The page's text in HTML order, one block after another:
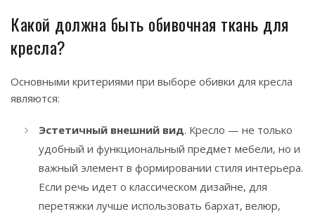
Какой должна быть обивочная ткань для
кресла?
Основными критериями при выборе обивки для кресла
являются:
Эстетичный внешний вид. Кресло — не только
удобный и функциональный предмет мебели, но и
важный элемент в формировании стиля интерьера.
Если речь идет о классическом дизайне, для
перетяжки лучше использовать бархат, велюр,